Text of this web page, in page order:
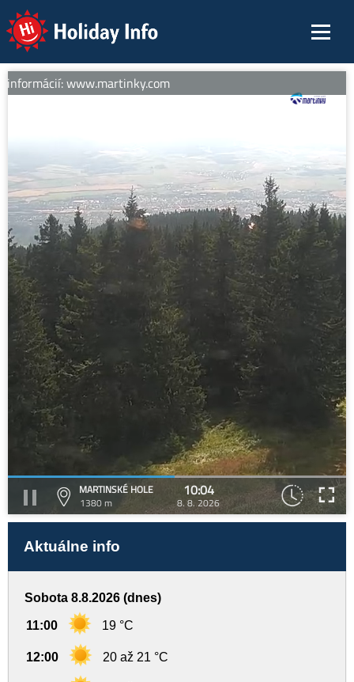
Holiday Info
www.martinky.com
MARTINSKÉ HOLE
1380 m
10:04
8. 8. 2026
Aktuálne info
Sobota 8.8.2026 (dnes)
11:00 19 °C
12:00 20 až 21 °C